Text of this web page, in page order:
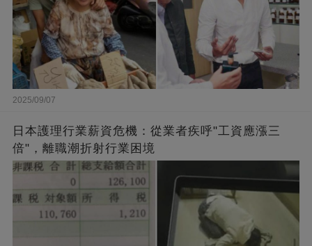
2025/09/07
日本護理行業薪資危機：從業者疾呼"工資應漲三
倍"，離職潮折射行業困境